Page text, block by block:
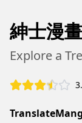
紳士漫畫
Explore a